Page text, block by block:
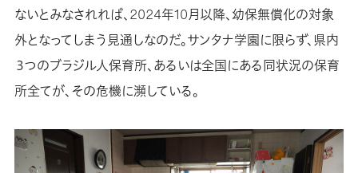
ないとみなされれば、2024年10月以降、幼保無償化の対象
外となってしまう見通しなのだ。サンタナ学園に限らず、県内
３つのブラジル人保育所、あるいは全国にある同状況の保育
所全てが、その危機に瀕している。